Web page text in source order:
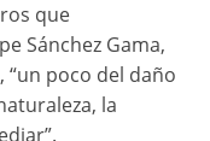
que
Sánchez Gama,
“un poco del daño
la